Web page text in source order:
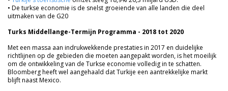
• De turkse economie is de snelst groeiende van alle landen die deel
uitmaken van de G20
Turks Middellange-Termijn Programma - 2018 tot 2020
Met een massa aan indrukwekkende prestaties in 2017 en duidelijke
richtlijnen op de gebieden die moeten aangepakt worden, is het moeilijk
om de ontwikkeling van de Turkse economie volledig in te schatten.
Bloomberg heeft wel aangehaald dat Turkije een aantrekkelijke markt
blijft naast Mexico.